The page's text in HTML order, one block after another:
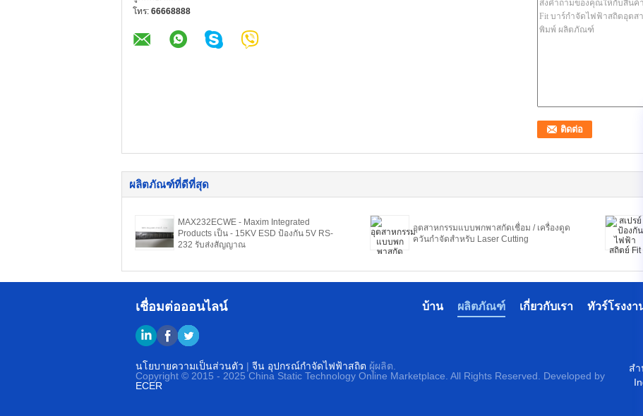
โทร: 66668888
ผลิตภัณฑ์ที่ดีที่สุด
MAX232ECWE - Maxim Integrated
Products เป็น - 15KV ESD ป้องกัน 5V RS-
232 รับส่งสัญญาณ
อุตสาหกรรมแบบพกพาสกัดเชื่อม / เครื่องดูด
ควันกำจัดสำหรับ Laser Cutting
เชื่อมต่อออนไลน์ ทัวร์โรงงา
เกี่ยวกับเรา
ผลิตภัณฑ์
บ้าน
นโยบายความเป็นส่วนตัว | จีน อุปกรณ์กำจัดไฟฟ้าสถิต ผู้ผลิต.
Copyright © 2015 - 2025 China Static Technology Online Marketplace. All Rights Reserved. Developed by
ECER
สำ